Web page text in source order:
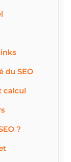
du SEO
calcul
?